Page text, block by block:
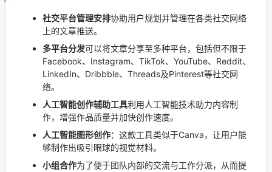
社交平台管理安排协助用户规划并管理在各类社交网络
上的文章推送。
多平台分发可以将文章分享至多种平台，包括但不限于
Facebook、Instagram、TikTok、YouTube、Reddit、
LinkedIn、Dribbble、Threads及Pinterest等社交网
络。
人工智能创作辅助工具利用人工智能技术助力内容制
作，增强作品质量并加快创作速度。
人工智能图形创作：这款工具类似于Canva，让用户能
够制作出吸引眼球的视觉材料。
小组合作为了便于团队内部的交流与工作分派，从而提